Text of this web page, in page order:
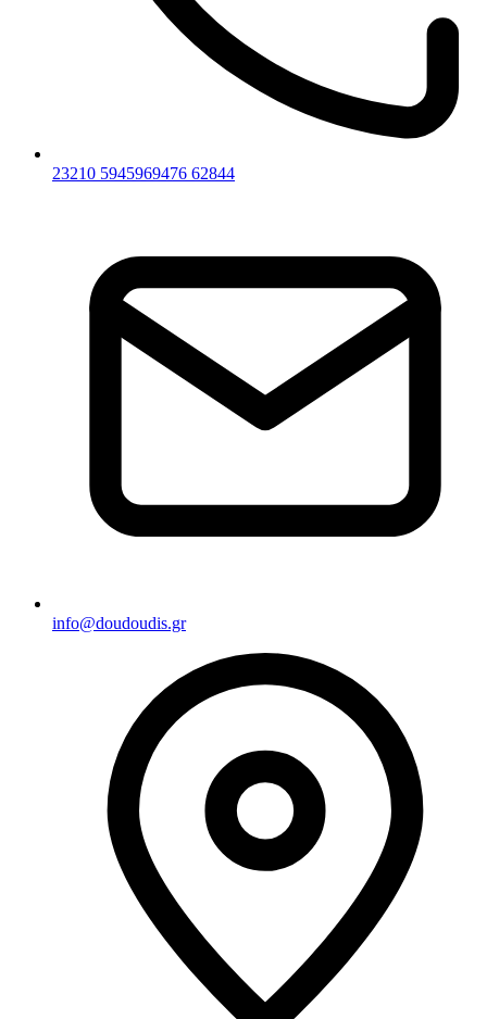
23210 5945969476 62844
info@doudoudis.gr